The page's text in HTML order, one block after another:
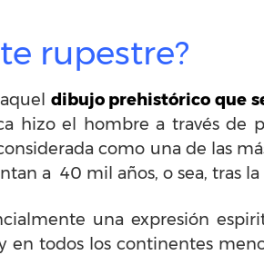
rupestre?
dibujo prehistórico que
hizo el hombre a través de
como una de las
a 40 mil años, o sea, tras
una expresión
en todos los continentes